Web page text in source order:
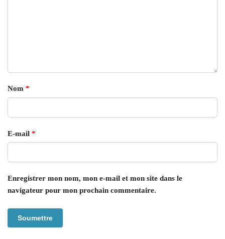
Nom *
E-mail *
Enregistrer mon nom, mon e-mail et mon site dans le
navigateur pour mon prochain commentaire.